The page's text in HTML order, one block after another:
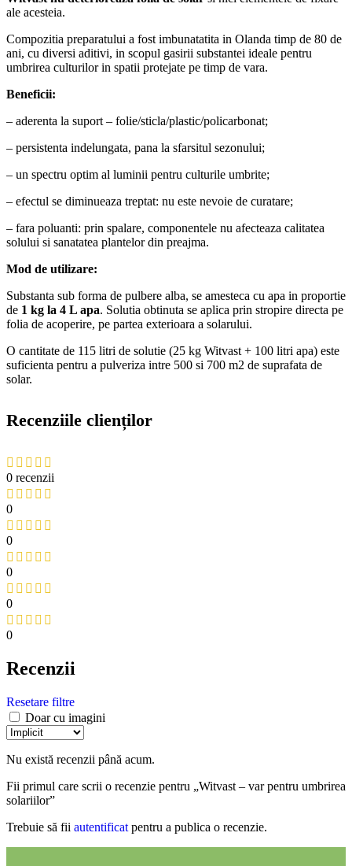
ale acesteia.
Compozitia preparatului a fost imbunatatita in Olanda timp de 80 de
ani, cu diversi aditivi, in scopul gasirii substantei ideale pentru
umbrirea culturilor in spatii protejate pe timp de vara.
Beneficii:
– aderenta la suport – folie/sticla/plastic/policarbonat;
– persistenta indelungata, pana la sfarsitul sezonului;
– un spectru optim al luminii pentru culturile umbrite;
– efectul se diminueaza treptat: nu este nevoie de curatare;
– fara poluanti: prin spalare, componentele nu afecteaza calitatea
solului si sanatatea plantelor din preajma.
Mod de utilizare:
Substanta sub forma de pulbere alba, se amesteca cu apa in proportie
de 1 kg la 4 L apa. Solutia obtinuta se aplica prin stropire directa pe
folia de acoperire, pe partea exterioara a solarului.
O cantitate de 115 litri de solutie (25 kg Witvast + 100 litri apa) este
suficienta pentru a pulveriza intre 500 si 700 m2 de suprafata de
solar.
Recenziile clienților
0 recenzii
0
0
0
0
0
Recenzii
Resetare filtre
Doar cu imagini
Nu există recenzii până acum.
Fii primul care scrii o recenzie pentru „Witvast – var pentru umbrirea
solariilor”
Trebuie să fii autentificat pentru a publica o recenzie.